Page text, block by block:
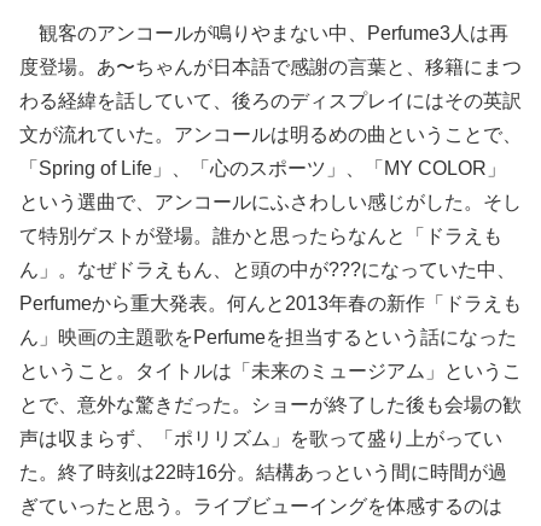
観客のアンコールが鳴りやまない中、Perfume3人は再
度登場。あ〜ちゃんが日本語で感謝の言葉と、移籍にまつ
わる経緯を話していて、後ろのディスプレイにはその英訳
文が流れていた。アンコールは明るめの曲ということで、
「Spring of Life」、「心のスポーツ」、「MY COLOR」
という選曲で、アンコールにふさわしい感じがした。そし
て特別ゲストが登場。誰かと思ったらなんと「ドラえも
ん」。なぜドラえもん、と頭の中が???になっていた中、
Perfumeから重大発表。何んと2013年春の新作「ドラえも
ん」映画の主題歌をPerfumeを担当するという話になった
ということ。タイトルは「未来のミュージアム」というこ
とで、意外な驚きだった。ショーが終了した後も会場の歓
声は収まらず、「ポリリズム」を歌って盛り上がってい
た。終了時刻は22時16分。結構あっという間に時間が過
ぎていったと思う。ライブビューイングを体感するのは